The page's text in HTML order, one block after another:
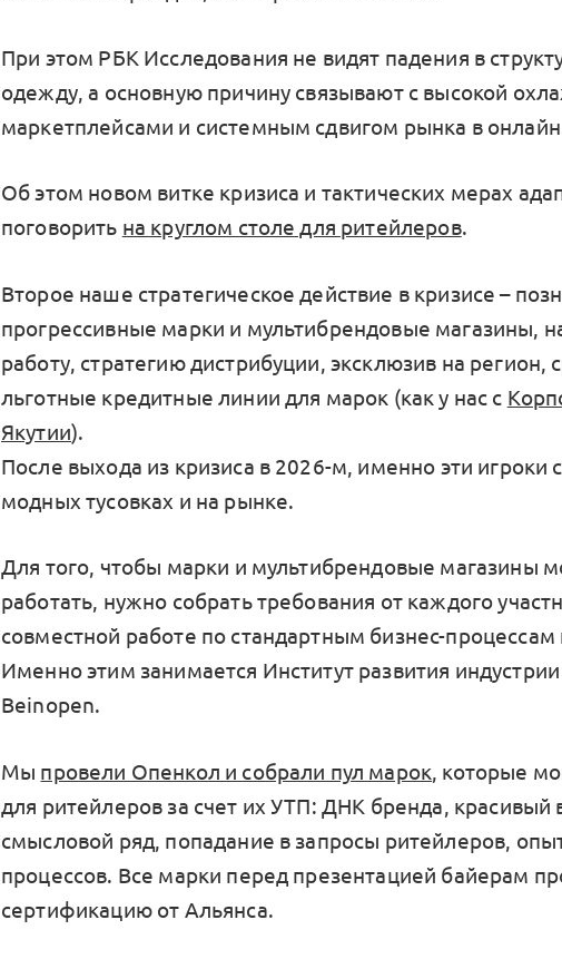
При этом РБК Исследования не видят падения в
одежду, а основную причину связывают с высокой
маркетплейсами и системным сдвигом рынка в
Об этом новом витке кризиса и тактических мерах
поговорить на круглом столе для ритейлеров.
Второе наше стратегическое действие в кризисе –
прогрессивные марки и мультибрендовые магазины,
работу, стратегию дистрибуции, эксклюзив на регион,
льготные кредитные линии для марок (как у нас с
Якутии).
После выхода из кризиса в 2026-м, именно эти игроки
модных тусовках и на рынке.
Для того, чтобы марки и мультибрендовые магазины
работать, нужно собрать требования от каждого
совместной работе по стандартным бизнес-
Именно этим занимается Институт развития
Beinopen.
Мы провели Опенкол и собрали пул марок, которые
для ритейлеров за счет их УТП: ДНК бренда, красивый
смысловой ряд, попадание в запросы ритейлеров,
процессов. Все марки перед презентацией байерам
сертификацию от Альянса.